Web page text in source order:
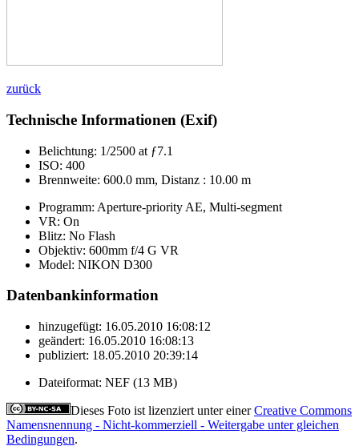
zurück
Technische Informationen (Exif)
Belichtung: 1/2500 at ƒ7.1
ISO: 400
Brennweite: 600.0 mm, Distanz : 10.00 m
Programm: Aperture-priority AE, Multi-segment
VR: On
Blitz: No Flash
Objektiv: 600mm f/4 G VR
Model: NIKON D300
Datenbankinformation
hinzugefügt: 16.05.2010 16:08:12
geändert: 16.05.2010 16:08:13
publiziert: 18.05.2010 20:39:14
Dateiformat: NEF (13 MB)
Dieses Foto ist lizenziert unter einerCreative Commons
Namensnennung - Nicht-kommerziell - Weitergabe unter gleichen
Bedingungen.